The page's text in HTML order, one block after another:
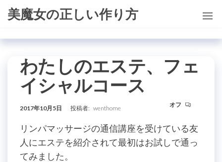
ン美魔女の正しい作り方
わたしのエステ、フェ
イシャルコース
2017年10月5日 投稿者: wenthome オフ
リンパマッサージの通信講座を受けている友
人にエステを紹介されて最初はお試しで通っ
てみました。